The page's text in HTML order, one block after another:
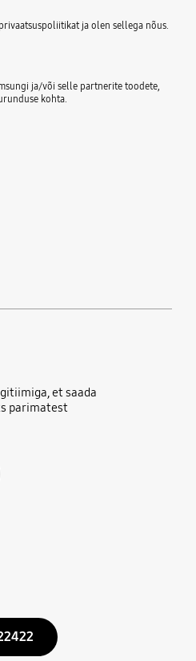
ja olen sellega nõus.
ja/või selle partnerite toodete,
kohta.
et saada
parimatest